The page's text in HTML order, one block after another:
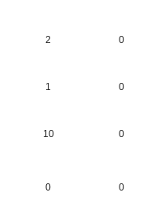
2 0
1 0
10 0
0 0